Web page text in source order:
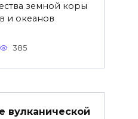
земной коры
и океанов
385
вулканической